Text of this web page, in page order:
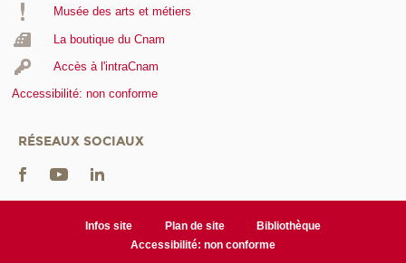
Musée des arts et métiers
La boutique du Cnam
Accès à l'intraCnam
Accessibilité: non conforme
RÉSEAUX SOCIAUX
Infos site Plan de site
Bibliothèque
Accessibilité: non conforme